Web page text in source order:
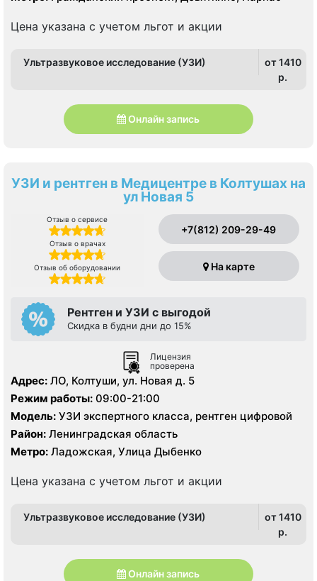
Цена указана с учетом льгот и акции
Ультразвуковое исследование (УЗИ)
от 1410
p.
Онлайн запись
УЗИ и рентген в Медицентре в Колтушах на
ул Новая 5
Отзыв о сервисе
Отзыв о врачах
Отзыв об оборудовании
+7(812) 209-29-49
На карте
Рентген и УЗИ с выгодой
Скидка в будни дни до 15%
Лицензия
проверена
Адрес: ЛО, Колтуши, ул. Новая д. 5
Режим работы: 09:00-21:00
Модель: УЗИ экспертного класса, рентген цифровой
Район: Ленинградская область
Метро: Ладожская, Улица Дыбенко
Цена указана с учетом льгот и акции
Ультразвуковое исследование (УЗИ)
от 1410
p.
Онлайн запись